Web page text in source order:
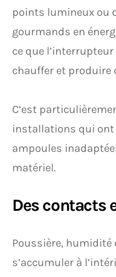
points lumineux ou
gourmands en
ce que
chauffer et produire
C’est
installations qui ont
ampoules
matériel.
Des contacts
Poussière, humidité
s’accumuler à